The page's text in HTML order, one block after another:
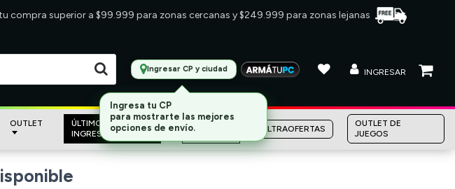
tu compra superior a $99.999 para zonas cercanas y $249.999 para zonas lejanas
Ingresar CP y ciudad INGRESAR
OUTLET
ÚLTIMOS
INGRESOS
MARCAS
ULTRAOFERTAS
OUTLET DE
JUEGOS
Ingresa tu CP
para mostrarte las mejores
opciones de envío.